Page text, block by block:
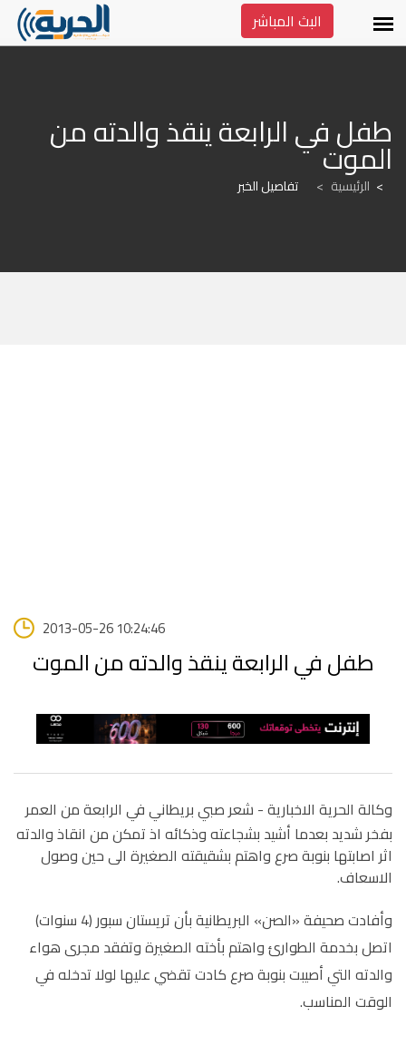
البث المباشر
الموت
الرئيسية > تفاصيل الخبر
2013-05-26 10:24:46
طفل في الرابعة ينقذ والدته من الموت
وكالة الحرية الاخبارية - شعر صبي بريطاني في الرابعة من العمر
بفخر شديد بعدما أشيد بشجاعته وذكائه اذ تمكن من انقاذ والدته
اثر اصابتها بنوبة صرع واهتم بشقيقته الصغيرة الى حين وصول
الاسعاف.
وأفادت صحيفة «الصن» البريطانية بأن تريستان سبور (4 سنوات)
اتصل بخدمة الطوارئ واهتم بأخته الصغيرة وتفقد مجرى هواء
والدته التي أصيبت بنوبة صرع كادت تقضي عليها لولا تدخله في
الوقت المناسب.